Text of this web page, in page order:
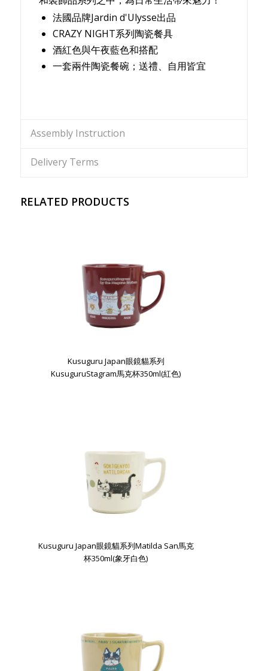
法國品牌Jardin d'Ulysse出品
CRAZY NIGHT系列陶瓷餐具
酒紅色與午夜藍色和搭配
一套兩件陶瓷餐碗；送禮、自用皆宜
Assembly Instruction
Delivery Terms
RELATED PRODUCTS
Kusuguru Japan眼鏡貓系列
KusuguruStagram馬克杯350ml(紅色)
Kusuguru Japan眼鏡貓系列Matilda San馬克
杯350ml(象牙白色)